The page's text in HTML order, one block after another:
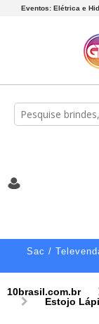
Eventos: Elétrica e
Sac /
10brasil.com.br
Estojo